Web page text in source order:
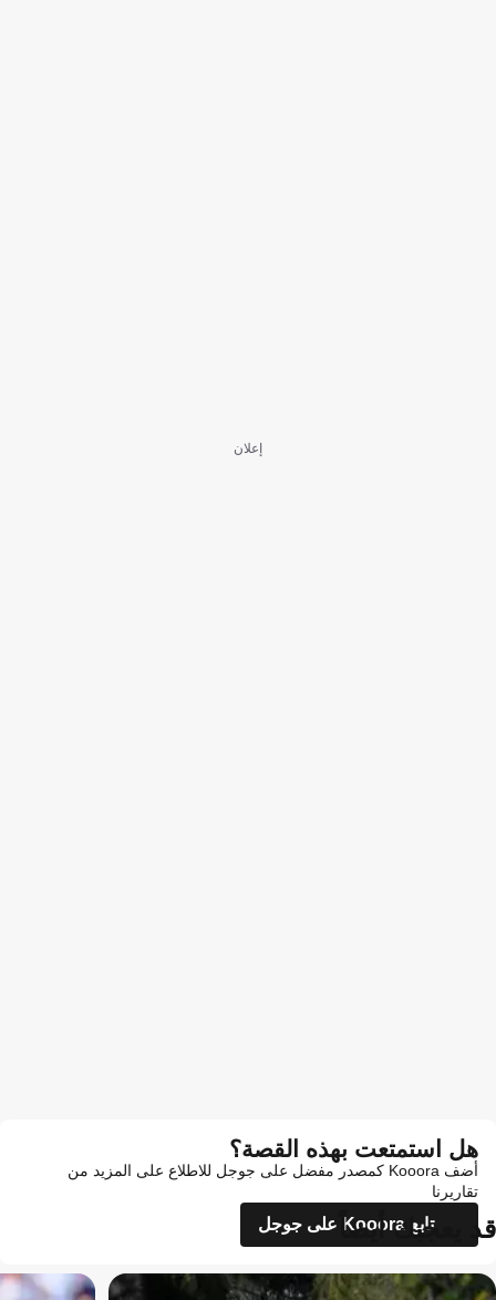
إعلان
هل استمتعت بهذه القصة؟
أضف Kooora كمصدر مفضل على جوجل للاطلاع على المزيد من
تقاريرنا
تابع Kooora على جوجل
قد يعجبك أيضاً